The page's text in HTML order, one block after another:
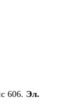
606. Эл.